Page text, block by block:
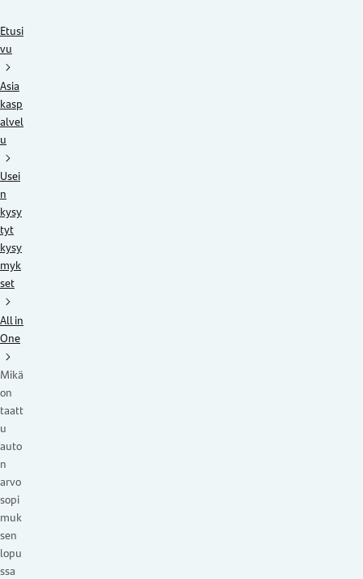
Etusi
vu
Asia
kasp
alvel
u
Usei
n
kysy
tyt
kysy
myk
set
All in
One
Mikä
on
taatt
u
auto
n
arvo
sopi
muk
sen
lopu
ssa